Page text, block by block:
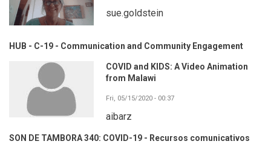
sue.goldstein
HUB - C-19 - Communication and Community Engagement
COVID and KIDS: A Video Animation
from Malawi
Fri, 05/15/2020 - 00:37
aibarz
SON DE TAMBORA 340: COVID-19 - Recursos comunicativos